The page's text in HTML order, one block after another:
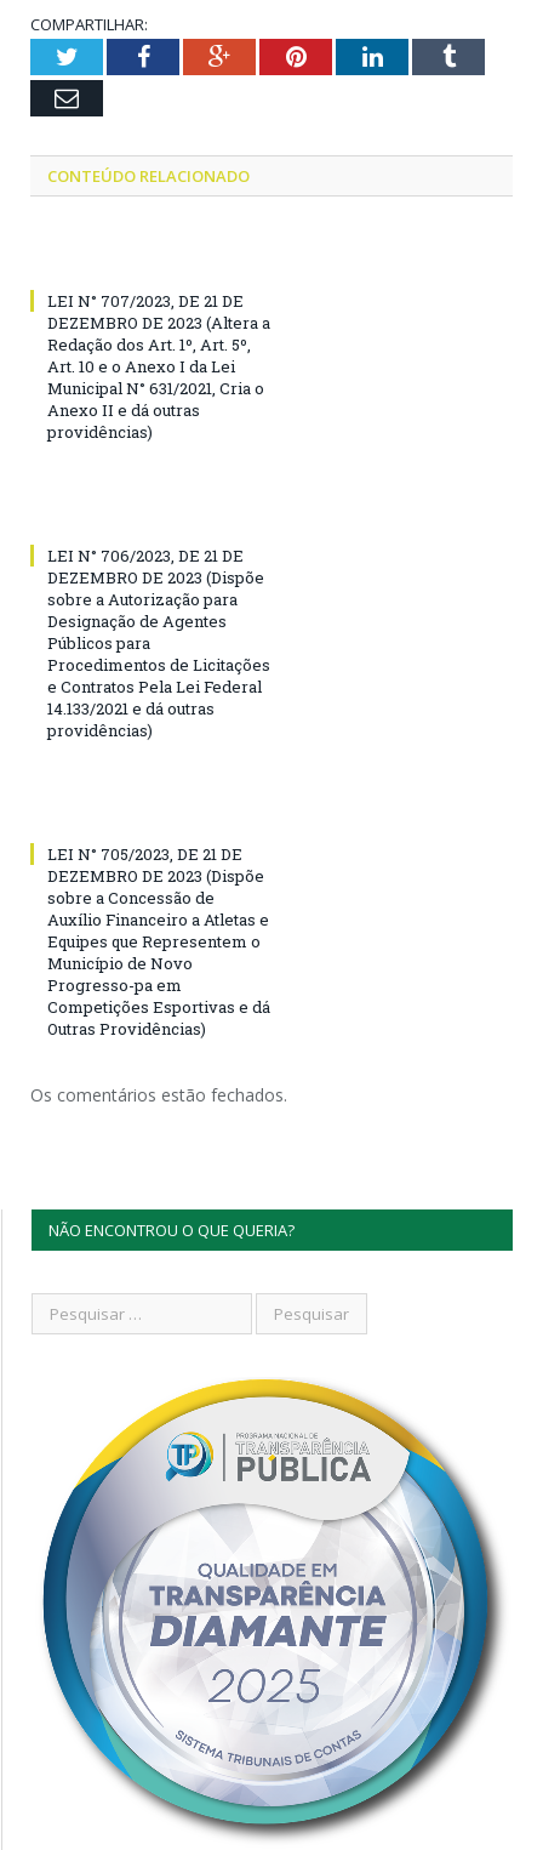
COMPARTILHAR:
TwitterFacebookGoogle+PinterestLinkedInTumblr
Email
CONTEÚDO RELACIONADO
LEI N° 707/2023, DE 21 DE
DEZEMBRO DE 2023 (Altera a
Redação dos Art. 1º, Art. 5º,
Art. 10 e o Anexo I da Lei
Municipal N° 631/2021, Cria o
Anexo II e dá outras
providências)
LEI N° 706/2023, DE 21 DE
DEZEMBRO DE 2023 (Dispõe
sobre a Autorização para
Designação de Agentes
Públicos para
Procedimentos de Licitações
e Contratos Pela Lei Federal
14.133/2021 e dá outras
providências)
LEI N° 705/2023, DE 21 DE
DEZEMBRO DE 2023 (Dispõe
sobre a Concessão de
Auxílio Financeiro a Atletas e
Equipes que Representem o
Município de Novo
Progresso-pa em
Competições Esportivas e dá
Outras Providências)
Os comentários estão fechados.
NÃO ENCONTROU O QUE QUERIA?